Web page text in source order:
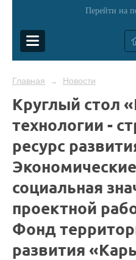
Перейти на
Главная → Новости
Круглый стол
технологии -
ресурс
социальная
проектной
Фонд
развития